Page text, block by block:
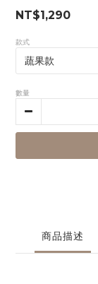
NT$1,290
款式
數量
商品描述